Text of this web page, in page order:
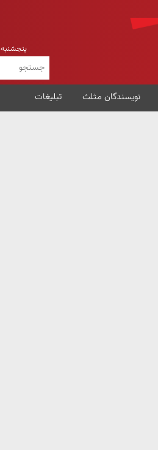
پنجشنبه ۱۵ مرداد ۱۴۰۵
نویسندگان مثلث تبلیغات